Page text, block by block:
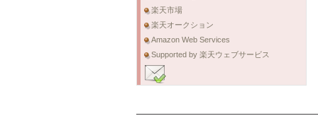
楽天市場
楽天オークション
Amazon Web Services
Supported by 楽天ウェブサービス